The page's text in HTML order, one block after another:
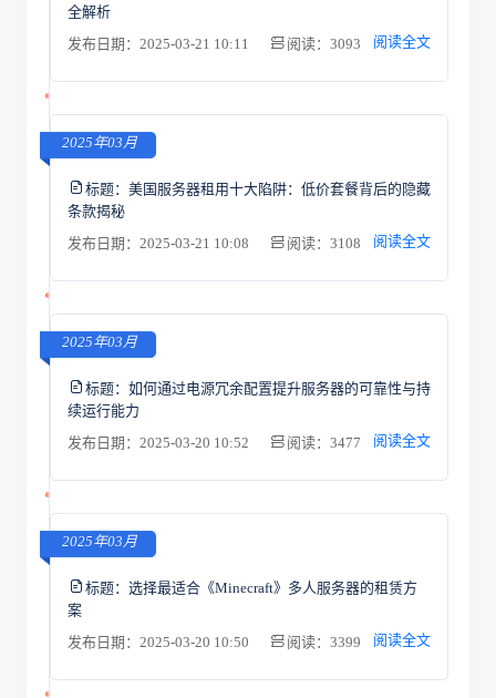
全解析
发布日期：2025-03-21 10:11
阅读：3093 阅读全文
2025年03月
标题： 美国服务器租用十大陷阱：低价套餐背后的隐藏
条款揭秘
发布日期：2025-03-21 10:08
阅读：3108 阅读全文
2025年03月
标题： 如何通过电源冗余配置提升服务器的可靠性与持
续运行能力
发布日期：2025-03-20 10:52
阅读：3477 阅读全文
2025年03月
标题： 选择最适合《Minecraft》多人服务器的租赁方
案
发布日期：2025-03-20 10:50
阅读：3399 阅读全文